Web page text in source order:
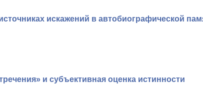
искажений в автобиографической
и субъективная оценка истинности